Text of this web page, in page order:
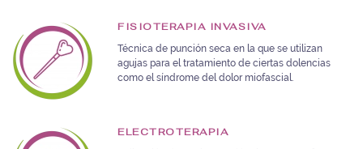
FISIOTERAPIA INVASIVA
Técnica de punción seca en la que se utilizan
agujas para el tratamiento de ciertas dolencias
como el síndrome del dolor miofascial.
ELECTROTERAPIA